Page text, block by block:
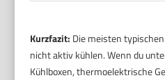
Kurzfazit: Die meisten
nicht aktiv kühlen. Wenn du
Kühlboxen, thermoelektrische